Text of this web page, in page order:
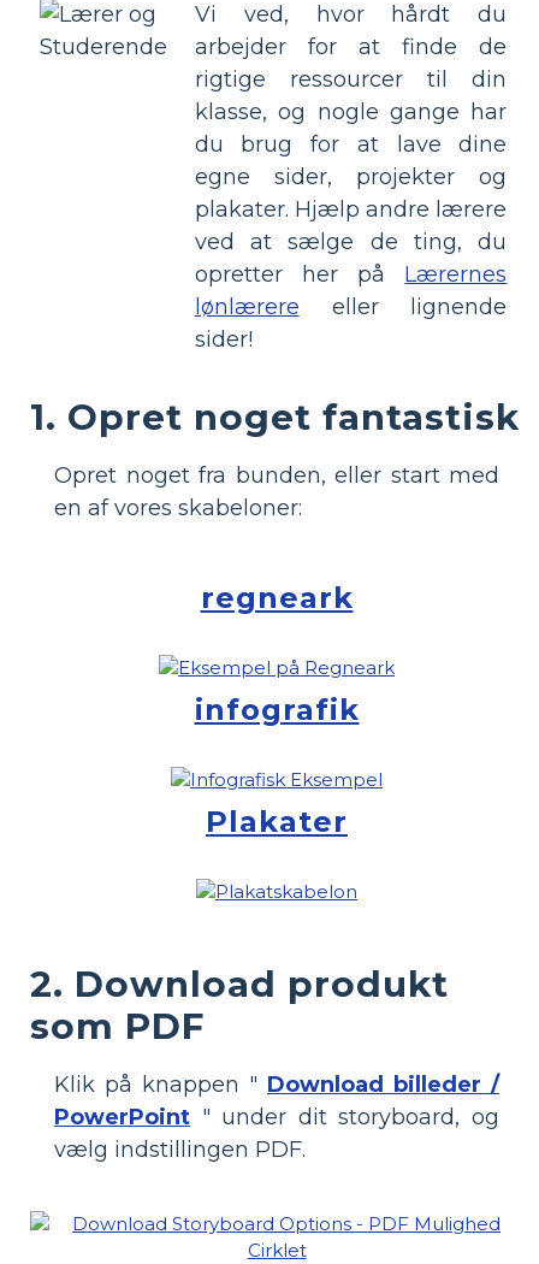
Vi ved, hvor hårdt du
arbejder for at finde de
rigtige ressourcer til din
klasse, og nogle gange har
du brug for at lave dine
egne sider, projekter og
plakater. Hjælp andre lærere
ved at sælge de ting, du
opretter her på Lærernes
lønlærere eller lignende
sider!
1. Opret noget fantastisk
Opret noget fra bunden, eller start med
en af vores skabeloner:
regneark
infografik
Plakater
2. Download produkt
som PDF
Klik på knappen " Download billeder /
PowerPoint " under dit storyboard, og
vælg indstillingen PDF.